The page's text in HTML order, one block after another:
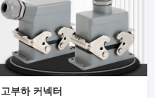
고부하 커넥터